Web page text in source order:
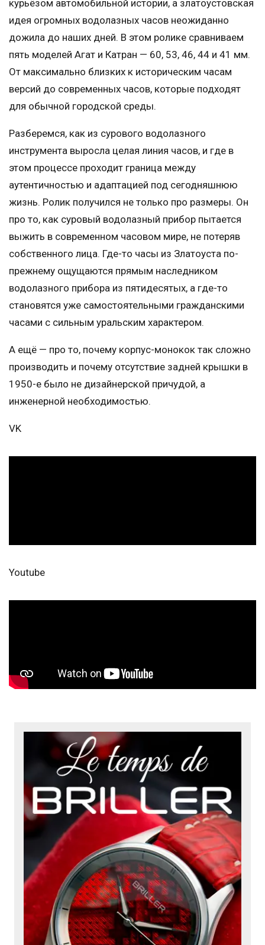
курьёзом автомобильной истории, а златоустовская
идея огромных водолазных часов неожиданно
дожила до наших дней. В этом ролике сравниваем
пять моделей Агат и Катран — 60, 53, 46, 44 и 41 мм.
От максимально близких к историческим часам
версий до современных часов, которые подходят
для обычной городской среды.
Разберемся, как из сурового водолазного
инструмента выросла целая линия часов, и где в
этом процессе проходит граница между
аутентичностью и адаптацией под сегодняшнюю
жизнь. Ролик получился не только про размеры. Он
про то, как суровый водолазный прибор пытается
выжить в современном часовом мире, не потеряв
собственного лица. Где-то часы из Златоуста по-
прежнему ощущаются прямым наследником
водолазного прибора из пятидесятых, а где-то
становятся уже самостоятельными гражданскими
часами с сильным уральским характером.
А ещё — про то, почему корпус-монокок так сложно
производить и почему отсутствие задней крышки в
1950-е было не дизайнерской причудой, а
инженерной необходимостью.
VK
Youtube